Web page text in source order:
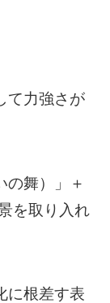
て力強さが
の舞）」＋
を取り入れ
に根差す表